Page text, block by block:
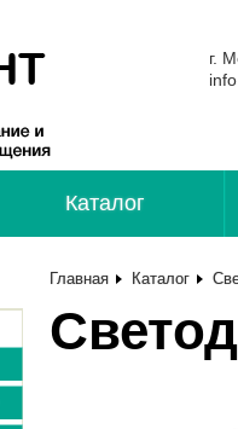
г.
Каталог
Главная Каталог